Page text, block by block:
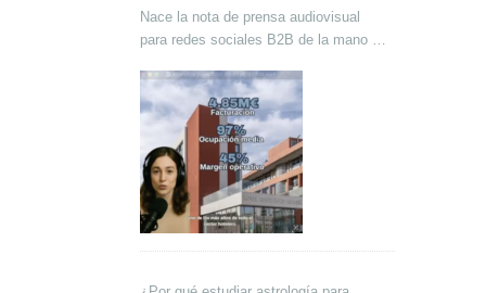
Nace la nota de prensa audiovisual
para redes sociales B2B de la mano de